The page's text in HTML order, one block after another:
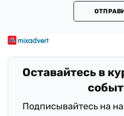
Оставайтесь в
Подписывайтесь на